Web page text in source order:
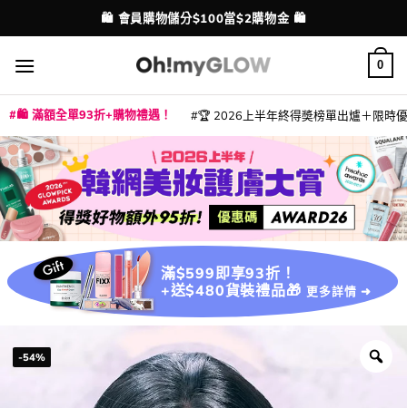
to
content
配送港澳
💳 支援消費券、FPS、八達通、PAYME、信用卡付款
0
🛍️ 滿額全單93折+購物禮遇！ 🏆 2026上半年終得奬榜單出爐＋限時
滿$599即享93折！
+送$480貨裝禮品🎁 更多詳情 ➜
-54%